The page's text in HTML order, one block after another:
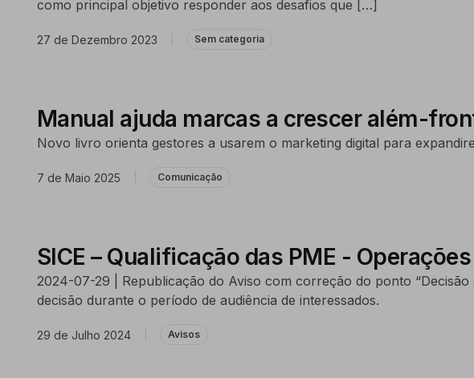
como principal objetivo responder aos desafios que […]
27 de Dezembro 2023 Sem categoria
Manual ajuda marcas a crescer além-
Novo livro orienta gestores a usarem o marketing digital para
7 de Maio 2025 Comunicação
SICE – Qualificação das PME -
2024-07-29 | Republicação do Aviso com correção do ponto
decisão durante o período de audiência de interessados.
29 de Julho 2024 Avisos